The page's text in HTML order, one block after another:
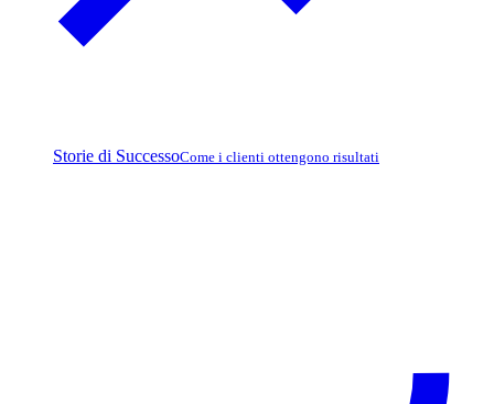
Storie di SuccessoCome i clienti ottengono risultati